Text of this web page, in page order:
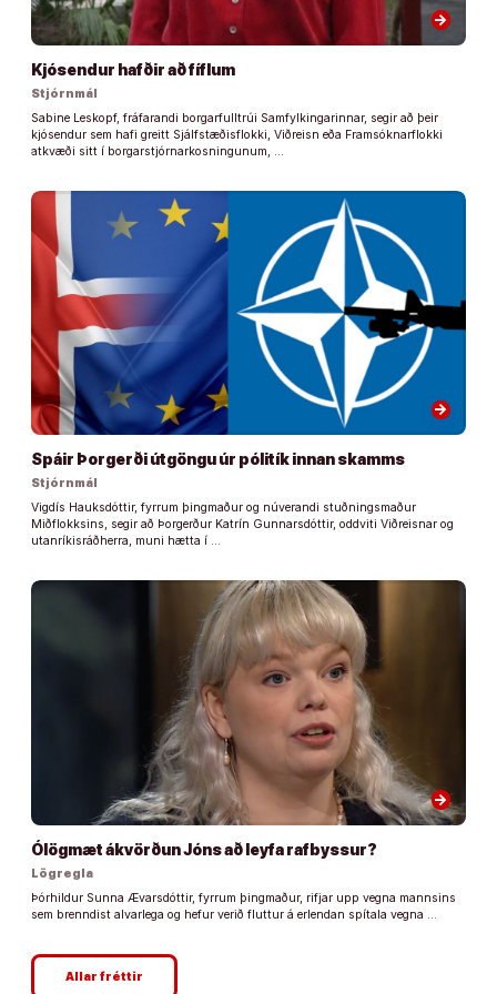
arrow_forward
Kjósendur hafðir að fíflum
Stjórnmál
Sabine Leskopf, fráfarandi borgarfulltrúi Samfylkingarinnar, segir að þeir
kjósendur sem hafi greitt Sjálfstæðisflokki, Viðreisn eða Framsóknarflokki
atkvæði sitt í borgarstjórnarkosningunum, …
arrow_forward
Spáir Þorgerði útgöngu úr pólitík innan skamms
Stjórnmál
Vigdís Hauksdóttir, fyrrum þingmaður og núverandi stuðningsmaður
Miðflokksins, segir að Þorgerður Katrín Gunnarsdóttir, oddviti Viðreisnar og
utanríkisráðherra, muni hætta í …
arrow_forward
Ólögmæt ákvörðun Jóns að leyfa rafbyssur?
Lögregla
Þórhildur Sunna Ævarsdóttir, fyrrum þingmaður, rifjar upp vegna mannsins
sem brenndist alvarlega og hefur verið fluttur á erlendan spítala vegna …
Allar fréttir